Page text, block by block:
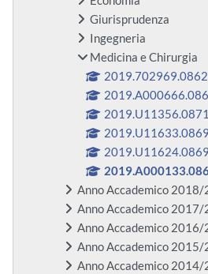
Giurisprudenza
Ingegneria
Medicina e Chirurgia
Anno Accademico 2018/
Anno Accademico 2017/
Anno Accademico 2016/
Anno Accademico 2015/
Anno Accademico 2014/